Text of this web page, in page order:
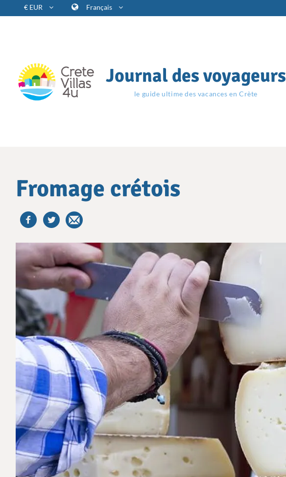
€ EUR Français
Journal des voyageurs
le guide ultime des vacances en Crète
Fromage crétois